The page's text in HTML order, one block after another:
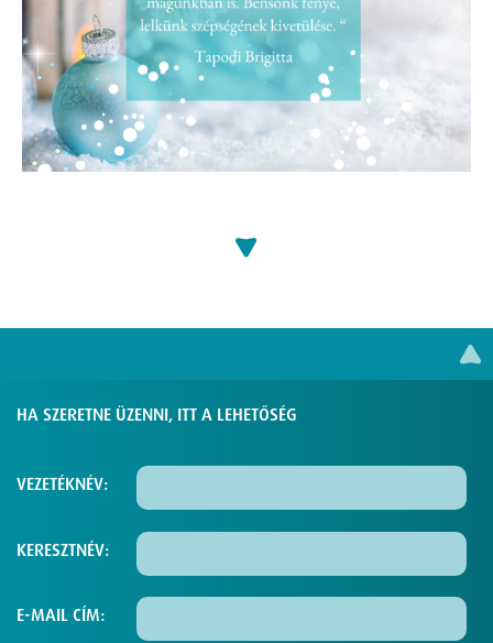
HA SZERETNE ÜZENNI, ITT A LEHETŐSÉG
VEZETÉKNÉV:
KERESZTNÉV:
E-MAIL CÍM: